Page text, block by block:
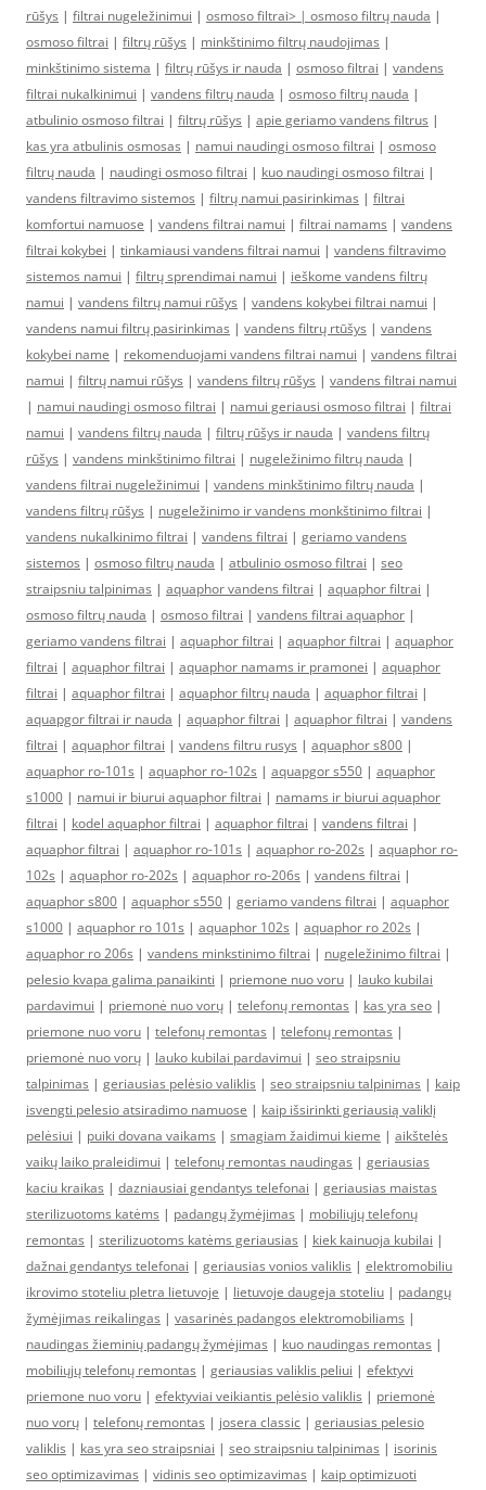
rūšys | filtrai nugeležinimui | osmoso filtrai> | osmoso filtrų nauda |
osmoso filtrai | filtrų rūšys | minkštinimo filtrų naudojimas |
minkštinimo sistema | filtrų rūšys ir nauda | osmoso filtrai | vandens
filtrai nukalkinimui | vandens filtrų nauda | osmoso filtrų nauda |
atbulinio osmoso filtrai | filtrų rūšys | apie geriamo vandens filtrus |
kas yra atbulinis osmosas | namui naudingi osmoso filtrai | osmoso
filtrų nauda | naudingi osmoso filtrai | kuo naudingi osmoso filtrai |
vandens filtravimo sistemos | filtrų namui pasirinkimas | filtrai
komfortui namuose | vandens filtrai namui | filtrai namams | vandens
filtrai kokybei | tinkamiausi vandens filtrai namui | vandens filtravimo
sistemos namui | filtrų sprendimai namui | ieškome vandens filtrų
namui | vandens filtrų namui rūšys | vandens kokybei filtrai namui |
vandens namui filtrų pasirinkimas | vandens filtrų rtūšys | vandens
kokybei name | rekomenduojami vandens filtrai namui | vandens filtrai
namui | filtrų namui rūšys | vandens filtrų rūšys | vandens filtrai namui
| namui naudingi osmoso filtrai | namui geriausi osmoso filtrai | filtrai
namui | vandens filtrų nauda | filtrų rūšys ir nauda | vandens filtrų
rūšys | vandens minkštinimo filtrai | nugeležinimo filtrų nauda |
vandens filtrai nugeležinimui | vandens minkštinimo filtrų nauda |
vandens filtrų rūšys | nugeležinimo ir vandens monkštinimo filtrai |
vandens nukalkinimo filtrai | vandens filtrai | geriamo vandens
sistemos | osmoso filtrų nauda | atbulinio osmoso filtrai | seo
straipsniu talpinimas | aquaphor vandens filtrai | aquaphor filtrai |
osmoso filtrų nauda | osmoso filtrai | vandens filtrai aquaphor |
geriamo vandens filtrai | aquaphor filtrai | aquaphor filtrai | aquaphor
filtrai | aquaphor filtrai | aquaphor namams ir pramonei | aquaphor
filtrai | aquaphor filtrai | aquaphor filtrų nauda | aquaphor filtrai |
aquapgor filtrai ir nauda | aquaphor filtrai | aquaphor filtrai | vandens
filtrai | aquaphor filtrai | vandens filtru rusys | aquaphor s800 |
aquaphor ro-101s | aquaphor ro-102s | aquapgor s550 | aquaphor
s1000 | namui ir biurui aquaphor filtrai | namams ir biurui aquaphor
filtrai | kodel aquaphor filtrai | aquaphor filtrai | vandens filtrai |
aquaphor filtrai | aquaphor ro-101s | aquaphor ro-202s | aquaphor ro-
102s | aquaphor ro-202s | aquaphor ro-206s | vandens filtrai |
aquaphor s800 | aquaphor s550 | geriamo vandens filtrai | aquaphor
s1000 | aquaphor ro 101s | aquaphor 102s | aquaphor ro 202s |
aquaphor ro 206s | vandens minkstinimo filtrai | nugeležinimo filtrai |
pelesio kvapa galima panaikinti | priemone nuo voru | lauko kubilai
pardavimui | priemonė nuo vorų | telefonų remontas | kas yra seo |
priemone nuo voru | telefonų remontas | telefonų remontas |
priemonė nuo vorų | lauko kubilai pardavimui | seo straipsniu
talpinimas | geriausias pelėsio valiklis | seo straipsniu talpinimas | kaip
isvengti pelesio atsiradimo namuose | kaip išsirinkti geriausią valiklį
pelėsiui | puiki dovana vaikams | smagiam žaidimui kieme | aikštelės
vaikų laiko praleidimui | telefonų remontas naudingas | geriausias
kaciu kraikas | dazniausiai gendantys telefonai | geriausias maistas
sterilizuotoms katėms | padangų žymėjimas | mobiliųjų telefonų
remontas | sterilizuotoms katėms geriausias | kiek kainuoja kubilai |
dažnai gendantys telefonai | geriausias vonios valiklis | elektromobiliu
ikrovimo stoteliu pletra lietuvoje | lietuvoje daugeja stoteliu | padangų
žymėjimas reikalingas | vasarinės padangos elektromobiliams |
naudingas žieminių padangų žymėjimas | kuo naudingas remontas |
mobiliųjų telefonų remontas | geriausias valiklis peliui | efektyvi
priemone nuo voru | efektyviai veikiantis pelėsio valiklis | priemonė
nuo vorų | telefonų remontas | josera classic | geriausias pelesio
valiklis | kas yra seo straipsniai | seo straipsniu talpinimas | isorinis
seo optimizavimas | vidinis seo optimizavimas | kaip optimizuoti